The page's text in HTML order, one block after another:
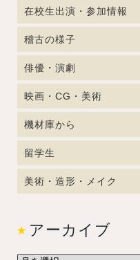
在校生出演・参加情報
稽古の様子
俳優・演劇
映画・CG・美術
機材庫から
留学生
美術・造形・メイク
アーカイブ